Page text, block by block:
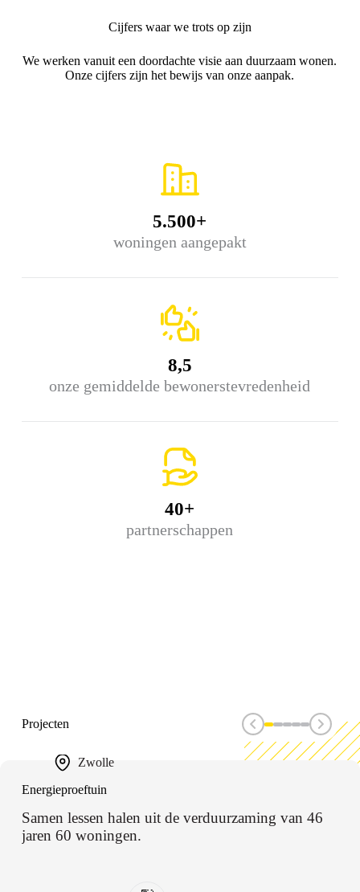
Cijfers waar we trots op zijn
We werken vanuit een doordachte visie aan duurzaam wonen.
Onze cijfers zijn het bewijs van onze aanpak.
5.500+
woningen aangepakt
8,5
onze gemiddelde bewonerstevredenheid
40+
partnerschappen
Projecten
Zwolle
Energieproeftuin
Samen lessen halen uit de verduurzaming van 46
jaren 60 woningen.